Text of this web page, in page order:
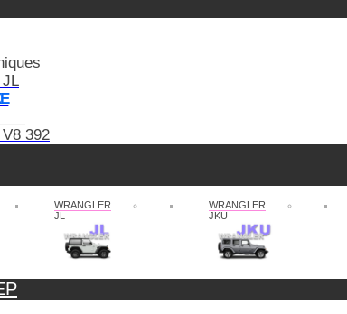
392
WRANGLER
JL
WRANGLER
JKU